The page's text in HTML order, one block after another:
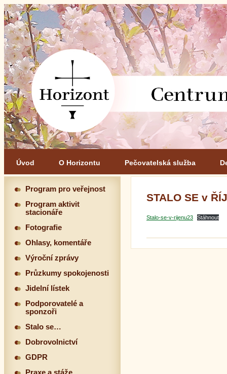
Úvod O Horizontu Pečovatelská služba
STALO SE v
Stalo-se-v-rijenu23 Stáhnout
Program pro veřejnost
Program aktivit
stacionáře
Fotografie
Ohlasy, komentáře
Výroční zprávy
Průzkumy spokojenosti
Jidelní lístek
Podporovatelé a
sponzoři
Stalo se…
Dobrovolnictví
GDPR